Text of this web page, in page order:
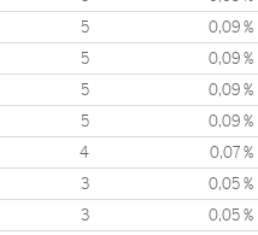
5 0,09 %
5 0,09 %
5 0,09 %
5 0,09 %
4 0,07 %
3 0,05 %
3 0,05 %